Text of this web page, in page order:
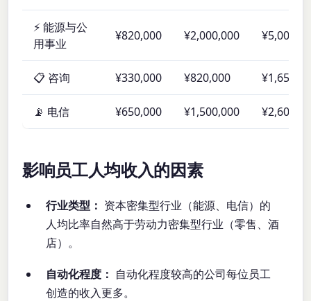
⚡ 能源与公
用事业
¥820,000 ¥2,000,000
📋 咨询 ¥330,000 ¥820,000
📡 电信 ¥650,000 ¥1,500,000
影响员工人均收入的因素
行业类型： 资本密集型行业（能源、电信）的
人均比率自然高于劳动力密集型行业（零售、酒
店）。
自动化程度： 自动化程度较高的公司每位员工
创造的收入更多。